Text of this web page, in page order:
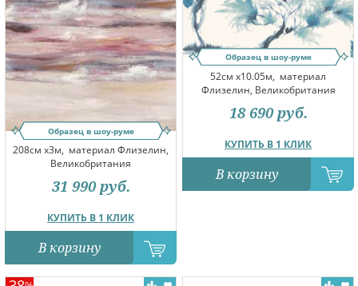
Образец в шоу-руме
208см x3м, материал Флизелин,
Великобритания
КУПИТЬ В 1 КЛИК
31 990 руб.
В корзину
Образец в шоу-руме
52см x10.05м, материал
Флизелин, Великобритания
КУПИТЬ В 1 КЛИК
18 690 руб.
В корзину